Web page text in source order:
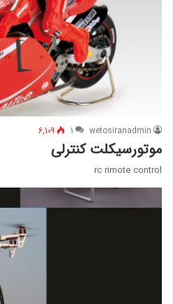
wetosiranadmin
1
6,109
موتورسیکلت کنترلی
rc rimote control